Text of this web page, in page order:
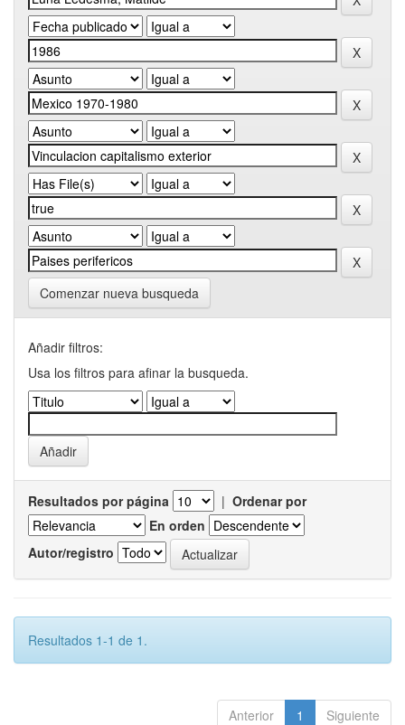
Comenzar nueva busqueda
Añadir filtros:
Usa los filtros para afinar la busqueda.
Resultados por página | Ordenar por
En orden
Autor/registro
Resultados 1-1 de 1.
Anterior 1 Siguiente